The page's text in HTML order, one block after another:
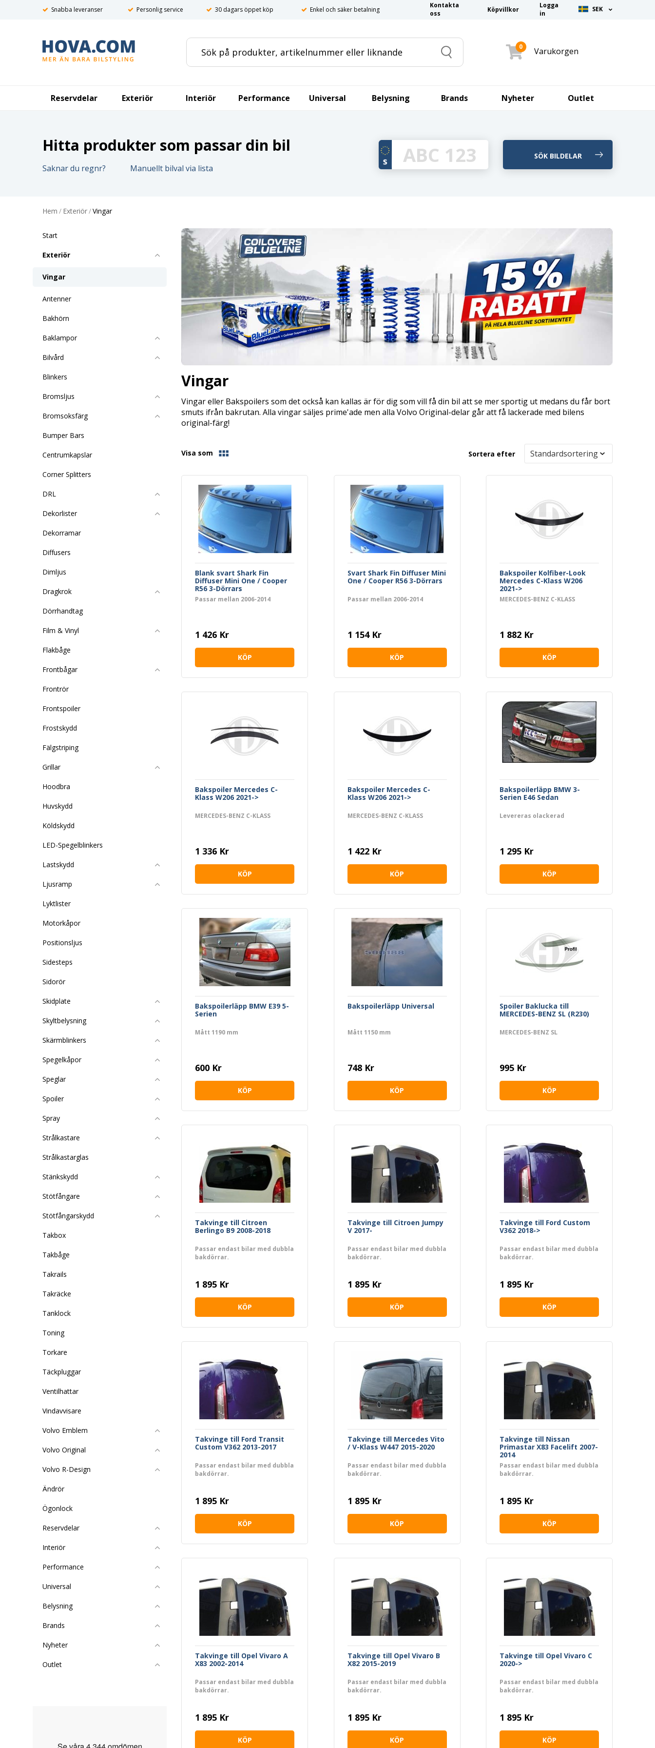
Snabba leveranser Personlig service 30 dagars öppet köp Enkel och säker betalning
Kontakta
oss
Köpvillkor
Logga
in
SEK
Search
0 Varukorgen
Reservdelar Exteriör Interiör Performance Universal Belysning Brands Nyheter Outlet
Hitta produkter som passar din bil
Saknar du regnr? Manuellt bilval via lista
Hem / Exteriör/Vingar
Start
Exteriör
Vingar
Antenner
Bakhörn
Baklampor
Bilvård
Blinkers
Bromsljus
Bromsoksfärg
Bumper Bars
Centrumkapslar
Corner Splitters
DRL
Dekorlister
Dekorramar
Diffusers
Dimljus
Dragkrok
Dörrhandtag
Film & Vinyl
Flakbåge
Frontbågar
Frontrör
Frontspoiler
Frostskydd
Fälgstriping
Grillar
Hoodbra
Huvskydd
Köldskydd
LED-Spegelblinkers
Lastskydd
Ljusramp
Lyktlister
Motorkåpor
Positionsljus
Sidesteps
Sidorör
Skidplate
Skyltbelysning
Skärmblinkers
Spegelkåpor
Speglar
Spoiler
Spray
Strålkastare
Strålkastarglas
Stänkskydd
Stötfångare
Stötfångarskydd
Takbox
Takbåge
Takrails
Takräcke
Tanklock
Toning
Torkare
Täckpluggar
Ventilhattar
Vindavvisare
Volvo Emblem
Volvo Original
Volvo R-Design
Ändrör
Ögonlock
Reservdelar
Interiör
Performance
Universal
Belysning
Brands
Nyheter
Outlet
Vingar
Vingar eller Bakspoilers som det också kan kallas är för dig som vill få din bil att se mer sportig ut medans du får bort
smuts ifrån bakrutan. Alla vingar säljes prime'ade men alla Volvo Original-delar går att få lackerade med bilens
original-färg!
Visa som Sortera efter
Blank svart Shark Fin
Diffuser Mini One / Cooper
R56 3-Dörrars
Passar mellan 2006-2014
1 426 Kr
KÖP
Svart Shark Fin Diffuser Mini
One / Cooper R56 3-Dörrars
Passar mellan 2006-2014
1 154 Kr
KÖP
Bakspoiler Kolfiber-Look
Mercedes C-Klass W206
2021->
MERCEDES-BENZ C-KLASS
1 882 Kr
KÖP
Bakspoiler Mercedes C-
Klass W206 2021->
MERCEDES-BENZ C-KLASS
1 336 Kr
KÖP
Bakspoiler Mercedes C-
Klass W206 2021->
MERCEDES-BENZ C-KLASS
1 422 Kr
KÖP
Bakspoilerläpp BMW 3-
Serien E46 Sedan
Levereras olackerad
1 295 Kr
KÖP
Bakspoilerläpp BMW E39 5-
Serien
Mått 1190 mm
600 Kr
KÖP
Bakspoilerläpp Universal
Mått 1150 mm
748 Kr
KÖP
Spoiler Baklucka till
MERCEDES-BENZ SL (R230)
MERCEDES-BENZ SL
995 Kr
KÖP
Takvinge till Citroen
Berlingo B9 2008-2018
Passar endast bilar med dubbla
bakdörrar.
1 895 Kr
KÖP
Takvinge till Citroen Jumpy
V 2017-
Passar endast bilar med dubbla
bakdörrar.
1 895 Kr
KÖP
Takvinge till Ford Custom
V362 2018->
Passar endast bilar med dubbla
bakdörrar.
1 895 Kr
KÖP
Takvinge till Ford Transit
Custom V362 2013-2017
Passar endast bilar med dubbla
bakdörrar.
1 895 Kr
KÖP
Takvinge till Mercedes Vito
/ V-Klass W447 2015-2020
Passar endast bilar med dubbla
bakdörrar.
1 895 Kr
KÖP
Takvinge till Nissan
Primastar X83 Facelift 2007-
2014
Passar endast bilar med dubbla
bakdörrar.
1 895 Kr
KÖP
Takvinge till Opel Vivaro A
X83 2002-2014
Passar endast bilar med dubbla
bakdörrar.
1 895 Kr
KÖP
Takvinge till Opel Vivaro B
X82 2015-2019
Passar endast bilar med dubbla
bakdörrar.
1 895 Kr
KÖP
Takvinge till Opel Vivaro C
2020->
Passar endast bilar med dubbla
bakdörrar.
1 895 Kr
KÖP